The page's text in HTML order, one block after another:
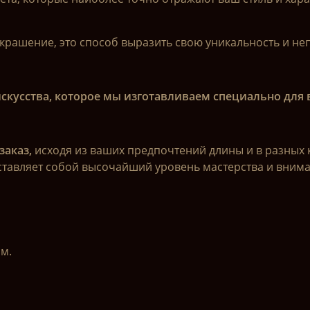
это способ выразить свою уникальность и
которое мы изготавливаем специально
исходя из ваших предпочтений длины и в разных
собой высочайший уровень мастерства и